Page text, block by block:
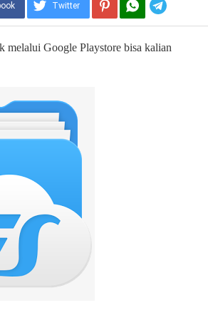
Twitter
melalui Google Playstore bisa kalian